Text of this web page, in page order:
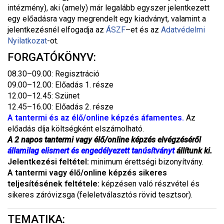
intézmény), aki (amely) már legalább egyszer jelentkezett
egy előadásra vagy megrendelt egy kiadványt, valamint a
jelentkezésnél elfogadja az ÁSZF–et és az Adatvédelmi
Nyilatkozat-ot.
FORGATÓKÖNYV:
08.30–09.00: Regisztráció
09.00–12.00: Előadás 1. része
12.00–12.45: Szünet
12.45–16.00: Előadás 2. része
A tantermi és az élő/online képzés áfamentes. Az
előadás díja költségként elszámolható.
A 2 napos tantermi vagy élő/online képzés elvégzéséről
államilag elismert és engedélyezett tanúsítványt állítunk ki.
Jelentkezési feltétel: minimum érettségi bizonyítvány.
A tantermi vagy élő/online képzés sikeres
teljesítésének feltétele: képzésen való részvétel és
sikeres záróvizsga (feleletválasztós rövid tesztsor).
TEMATIKA: